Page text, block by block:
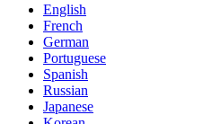
English
French
German
Portuguese
Spanish
Russian
Japanese